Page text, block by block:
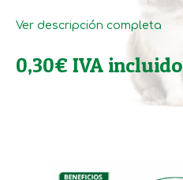
Ver descripción completa
0,30€ IVA incluido